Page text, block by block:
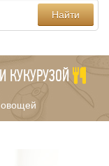
Найти
КУКУРУЗОЙ